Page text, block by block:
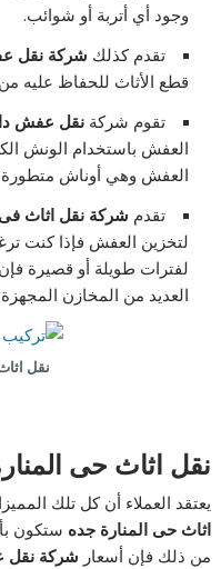
وجود أي أتربة أو شوائب.
تقدم كذلك شركة نقل
قطع الأثاث للحفاظ عليه
تقوم شركةنقل عفش
العفش باستخدام الونش
العفش وهي أوناش متطورة
تقدم شركة نقل اثاث
لتخزين العفش فإذا كنت
لفترات طويلة أو قصيرة فإن
العديد من المخازن
نقل
نقل اثاث حى
يعتقد العملاء أن كل تلك
اثاث حى المنارة جده ستكون
من ذلك فإن أسعار شركة نقل